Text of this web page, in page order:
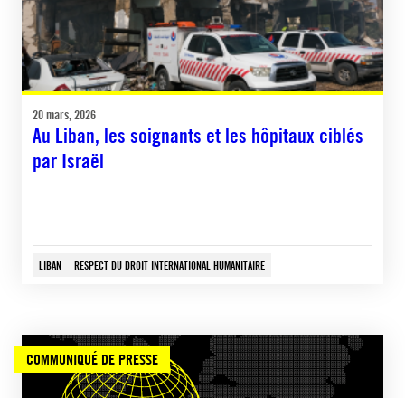
20 mars, 2026
Au Liban, les soignants et les hôpitaux ciblés
par Israël
LIBAN RESPECT DU DROIT INTERNATIONAL HUMANITAIRE
COMMUNIQUÉ DE PRESSE